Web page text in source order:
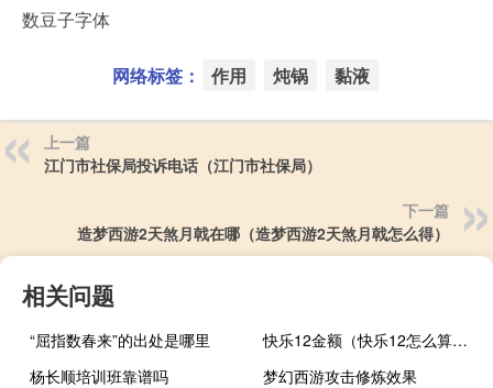
数豆子字体
网络标签： 作用 炖锅 黏液
上一篇
江门市社保局投诉电话（江门市社保局）
下一篇
造梦西游2天煞月戟在哪（造梦西游2天煞月戟怎么得）
相关问题
“屈指数春来”的出处是哪里
快乐12金额（快乐12怎么算下期号码）
杨长顺培训班靠谱吗
梦幻西游攻击修炼效果